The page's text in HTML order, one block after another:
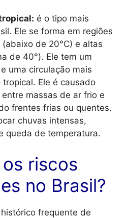
é o tipo mais
Ele se forma em regiões
de 20°C) e altas
de 40°). Ele tem um
uma circulação mais
tropical. Ele é causado
massas de ar frio e
frentes frias ou quentes.
chuvas intensas,
queda de temperatura.
riscos
no Brasil?
frequente de